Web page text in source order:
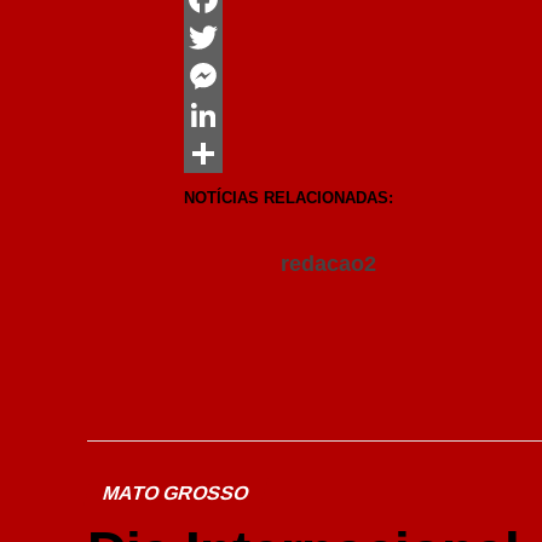
Facebook
Twitter
Messenger
LinkedIn
Share
NOTÍCIAS RELACIONADAS:
redacao2
MATO GROSSO